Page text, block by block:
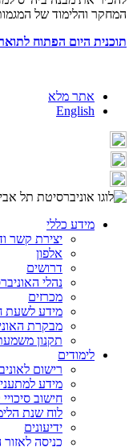
המחקר והלימוד של
תוכנית היום הפתוח
אתר מלא
English
מידע כללי
יצירת קשר
אלפון
דרושים
נהלי
מכרזים
מידע לשעת
מבקרת
תקנון
לימודים
רישום
מידע
חישוב
לוח שנת
ידיעונים
כניסה